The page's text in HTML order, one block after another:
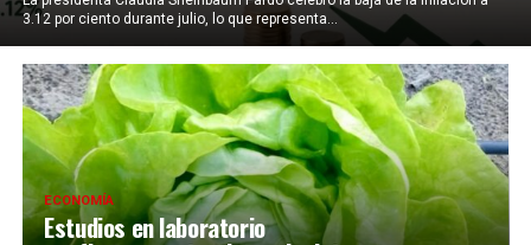
3.12 por ciento durante julio, lo que representa...
ECONOMÍA
Estudios en laboratorio